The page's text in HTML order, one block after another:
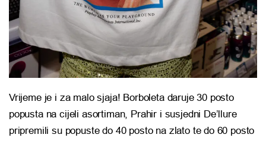
Vrijeme je i za malo sjaja! Borboleta daruje 30 posto
popusta na cijeli asortiman, Prahir i susjedni De’llure
pripremili su popuste do 40 posto na zlato te do 60 posto